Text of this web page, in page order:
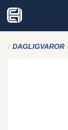
DAGLIGVAROR